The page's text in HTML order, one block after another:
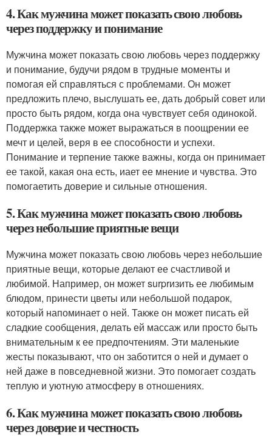
4. Как мужчина может показать свою любовь
через поддержку и понимание
Мужчина может показать свою любовь через поддержку
и понимание, будучи рядом в трудные моменты и
помогая ей справляться с проблемами. Он может
предложить плечо, выслушать ее, дать добрый совет или
просто быть рядом, когда она чувствует себя одинокой.
Поддержка также может выражаться в поощрении ее
мечт и целей, веря в ее способности и успехи.
Понимание и терпение также важны, когда он принимает
ее такой, какая она есть, иает ее мнение и чувства. Это
помогаетить доверие и сильные отношения.
5. Как мужчина может показать свою любовь
через небольшие приятные вещи
Мужчина может показать свою любовь через небольшие
приятные вещи, которые делают ее счастливой и
любимой. Например, он может surprизить ее любимым
блюдом, принести цветы или небольшой подарок,
который напоминает о ней. Также он может писать ей
сладкие сообщения, делать ей массаж или просто быть
внимательным к ее предпочтениям. Эти маленькие
жесты показывают, что он заботится о ней и думает о
ней даже в повседневной жизни. Это помогает создать
теплую и уютную атмосферу в отношениях.
6. Как мужчина может показать свою любовь
через доверие и честность